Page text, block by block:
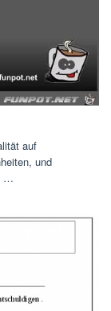
auf
und
…